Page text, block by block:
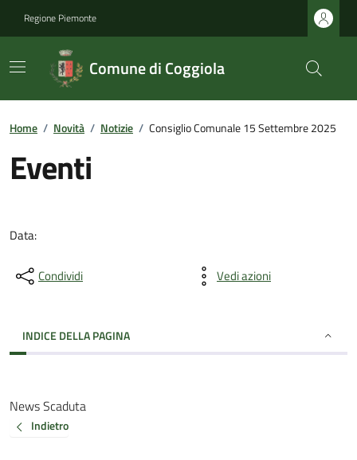
Regione Piemonte
Comune di Coggiola
Home / Novità / Notizie / Consiglio Comunale 15 Settembre 2025
Eventi
Data:
Condividi Vedi azioni
INDICE DELLA PAGINA
News Scaduta
Indietro